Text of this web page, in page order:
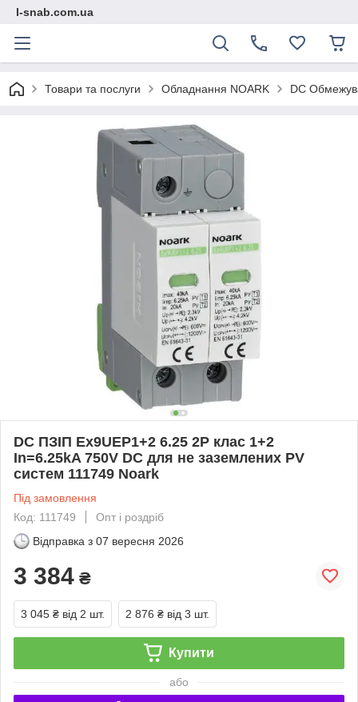
l-snab.com.ua
Товари та послуги Обладнання NOARK DC
DC ПЗІП Ex9UEP1+2 6.25 2P клас 1+2
In=6.25kA 750V DC для не заземлених PV
систем 111749 Noark
Під замовлення
Код: 111749
Опт і роздріб
Відправка з 07 вересня 2026
3 384 ₴
3 045 ₴ від 2 шт. 2 876 ₴ від 3 шт.
Купити
або